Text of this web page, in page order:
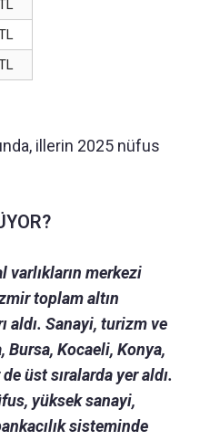
illerin 2025 nüfus
varlıkların merkezi
toplam altın
aldı. Sanayi, turizm ve
Kocaeli, Konya,
üst sıralarda yer aldı.
yüksek sanayi,
sisteminde